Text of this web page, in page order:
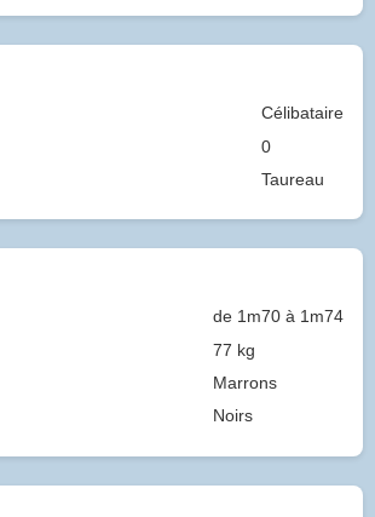
Célibataire
0
Taureau
de 1m70 à 1m74
77 kg
Marrons
Noirs